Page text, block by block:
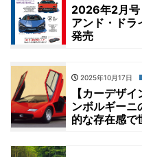
2026年2月号
アンド・ドラ
発売
2025年10月17日
【カーデザ
ンボルギーニ
的な存在感で